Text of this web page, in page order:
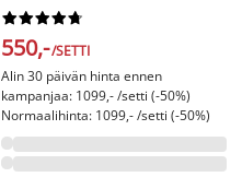






550,-/SETTI
Alin 30 päivän hinta ennen
kampanjaa: 1099,- /setti (-50%)
Normaalihinta: 1099,- /setti (-50%)